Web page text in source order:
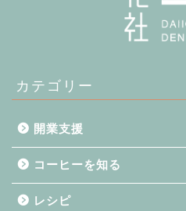
カテゴリー
開業支援
コーヒーを知る
レシピ